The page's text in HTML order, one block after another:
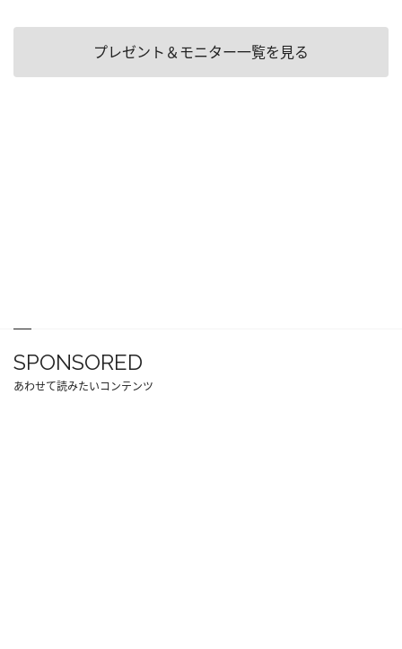
プレゼント＆モニター一覧を見る
SPONSORED
あわせて読みたいコンテンツ